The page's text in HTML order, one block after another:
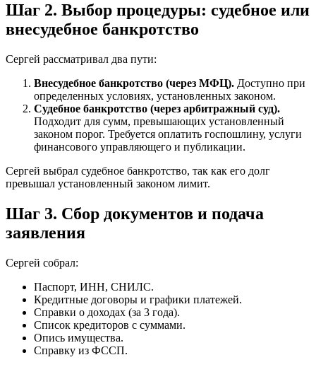
Шаг 2. Выбор процедуры: судебное или
внесудебное банкротство
Сергей рассматривал два пути:
Внесудебное банкротство (через МФЦ). Доступно при
определенных условиях, установленных законом.
Судебное банкротство (через арбитражный суд).
Подходит для сумм, превышающих установленный
законом порог. Требуется оплатить госпошлину, услуги
финансового управляющего и публикации.
Сергей выбрал судебное банкротство, так как его долг
превышал установленный законом лимит.
Шаг 3. Сбор документов и подача
заявления
Сергей собрал:
Паспорт, ИНН, СНИЛС.
Кредитные договоры и графики платежей.
Справки о доходах (за 3 года).
Список кредиторов с суммами.
Опись имущества.
Справку из ФССП.